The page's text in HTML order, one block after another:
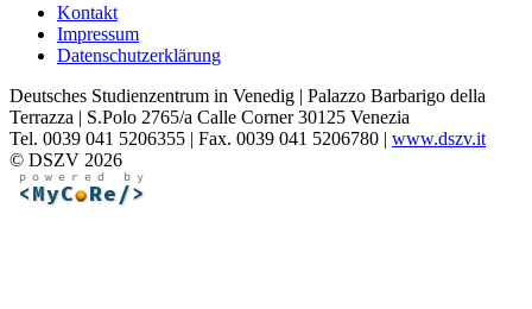
Kontakt
Impressum
Datenschutzerklärung
Deutsches Studienzentrum in Venedig | Palazzo Barbarigo della
Terrazza | S.Polo 2765/a Calle Corner 30125 Venezia
Tel. 0039 041 5206355 | Fax. 0039 041 5206780 | www.dszv.it
© DSZV 2026